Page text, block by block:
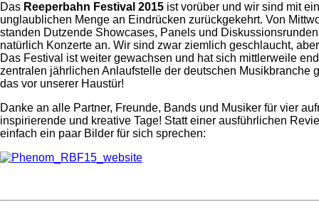
Das Reeperbahn Festival 2015 ist vorüber und wir sind mit
unglaublichen Menge an Eindrücken zurückgekehrt. Von
standen Dutzende Showcases, Panels und
natürlich Konzerte an. Wir sind zwar ziemlich geschlaucht,
Das Festival ist weiter gewachsen und hat sich mittlerweile
zentralen jährlichen Anlaufstelle der deutschen Musikbranche
das vor unserer Haustür!
Danke an alle Partner, Freunde, Bands und Musiker für vier
inspirierende und kreative Tage! Statt einer ausführlichen
einfach ein paar Bilder für sich sprechen: